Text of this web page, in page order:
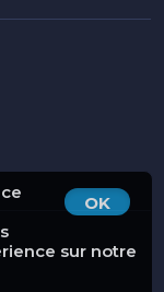
OK
sur notre